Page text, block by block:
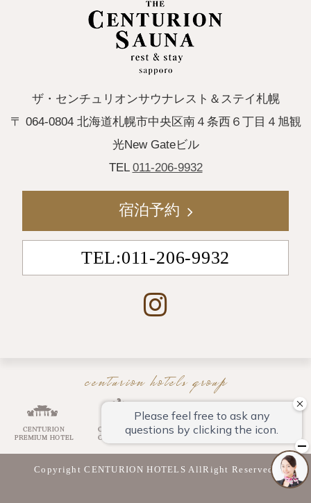
ザ・センチュリオンサウナレスト＆ステイ札幌
〒 064-0804 北海道札幌市中央区南４条西６丁目４旭観
光New Gateビル
TEL 011-206-9932
宿泊予約
TEL:011-206-9932
centurion hotels group
Copyright CENTURION HOTELS AllRight Reserved.